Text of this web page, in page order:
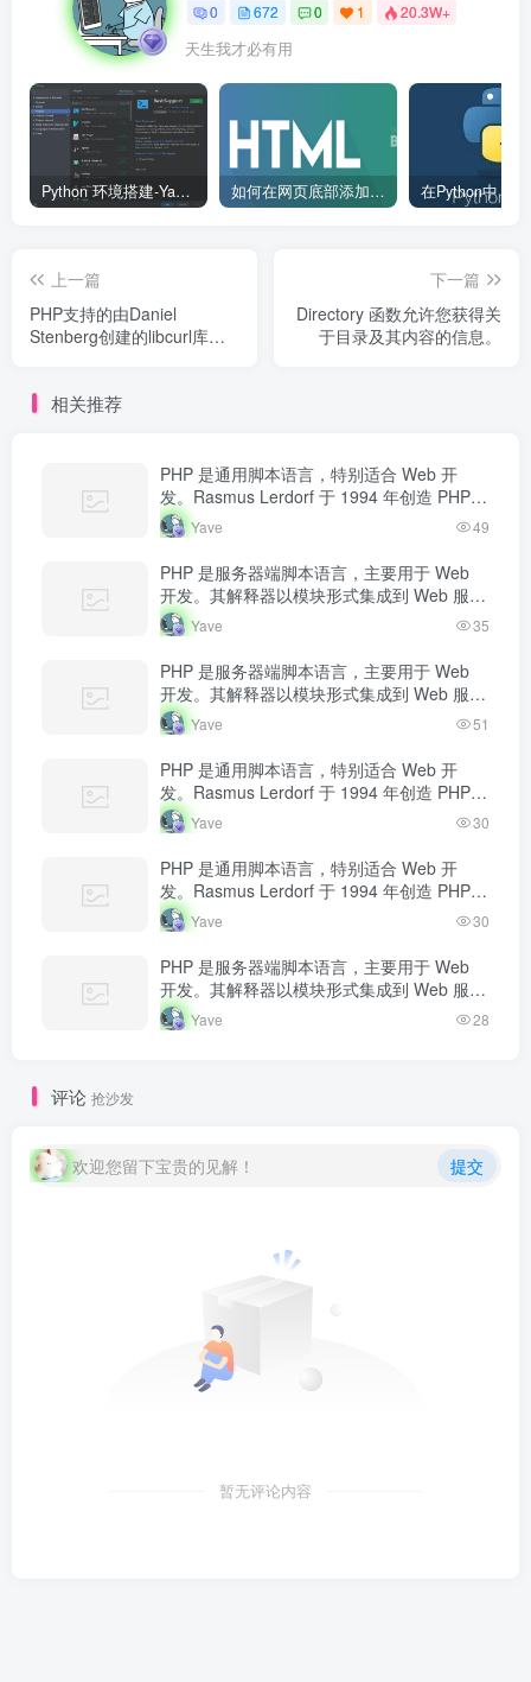
0 672 0 1 20.3W+
天生我才必有用
Python 环境搭建-Yave520-专业开发者社区 如何在网页底部添加版权信息？
上一篇
PHP支持的由Daniel
Stenberg创建的libcurl库允
讯。
下一篇
Directory 函数允许您获得关
于目录及其内容的信息。
相关推荐
PHP 是通用脚本语言，特别适合 Web 开
发。Rasmus Lerdorf 于 1994 年创造 PHP，
最初用于追踪个人简历访问量。如今 PHP 驱
动…
Yave 49
PHP 是服务器端脚本语言，主要用于 Web
开发。其解释器以模块形式集成到 Web 服务
器中，当收到请求时执行 PHP 代码，生成动
态内容返回给客户端。
Yave 35
PHP 是服务器端脚本语言，主要用于 Web
开发。其解释器以模块形式集成到 Web 服务
器中，当收到请求时执行 PHP 代码，生成动
态内容返回给客户端。
Yave 51
PHP 是通用脚本语言，特别适合 Web 开
发。Rasmus Lerdorf 于 1994 年创造 PHP，
最初用于追踪个人简历访问量。如今 PHP 驱
动…
Yave 30
PHP 是通用脚本语言，特别适合 Web 开
发。Rasmus Lerdorf 于 1994 年创造 PHP，
最初用于追踪个人简历访问量。如今 PHP 驱
动…
Yave 30
PHP 是服务器端脚本语言，主要用于 Web
开发。其解释器以模块形式集成到 Web 服务
器中，当收到请求时执行 PHP 代码，生成动
态内容返回给客户端。
Yave 28
评论 抢沙发
欢迎您留下宝贵的见解！ 提交
暂无评论内容